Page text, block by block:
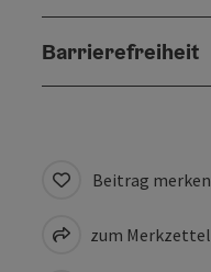
Barrierefreiheit
Beitrag merken
zum Merkzettel